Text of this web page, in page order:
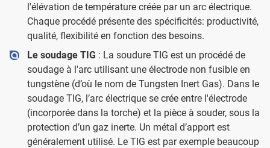
l'élévation de température créée par un arc électrique.
Chaque procédé présente des spécificités: productivité,
qualité, flexibilité en fonction des besoins.
Le soudage TIG : La soudure TIG est un procédé de
soudage à l'arc utilisant une électrode non fusible en
tungstène (d’où le nom de Tungsten Inert Gas). Dans le
soudage TIG, l’arc électrique se crée entre l'électrode
(incorporée dans la torche) et la pièce à souder, sous la
protection d’un gaz inerte. Un métal d’apport est
généralement utilisé. Le TIG est par exemple beaucoup